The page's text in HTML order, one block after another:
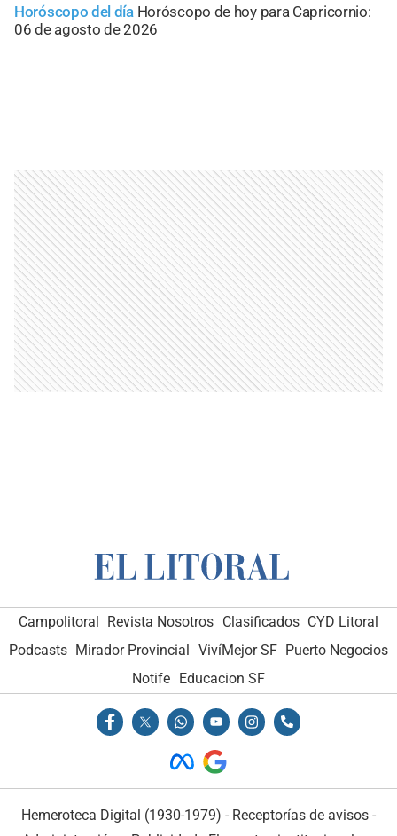
Horóscopo del día Horóscopo de hoy para Capricornio:
06 de agosto de 2026
Campolitoral Revista Nosotros Clasificados CYD Litoral
Podcasts Mirador Provincial VivíMejor SF Puerto Negocios
Notife
Educacion SF
Hemeroteca Digital (1930-1979) - Receptorías de avisos -